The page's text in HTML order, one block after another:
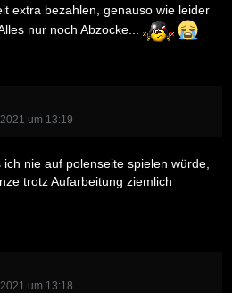
extra bezahlen, genauso wie leider
nur noch Abzocke...
um 13:19
nie auf polenseite spielen würde,
trotz Aufarbeitung ziemlich
um 13:18